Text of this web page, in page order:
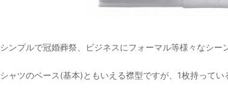
シンプルで冠婚葬祭、ビジネスにフォーマル等様々なシ
シャツのベース(基本)ともいえる襟型ですが、1枚持って